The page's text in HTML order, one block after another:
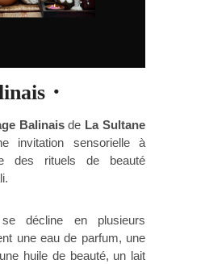
・
Balinaisde La Sultane
invitation sensorielle à
des rituels de beauté
décline en plusieurs
une eau de parfum, une
huile de beauté, un lait